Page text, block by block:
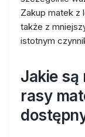
Zakup matek z
także z
istotnym
Jakie są
rasy